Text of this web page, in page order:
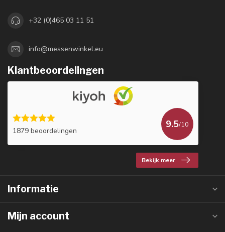
+32 (0)465 03 11 51
info@messenwinkel.eu
Klantbeoordelingen
1879 beoordelingen
9.5/10
Bekijk meer
Informatie
Mijn account